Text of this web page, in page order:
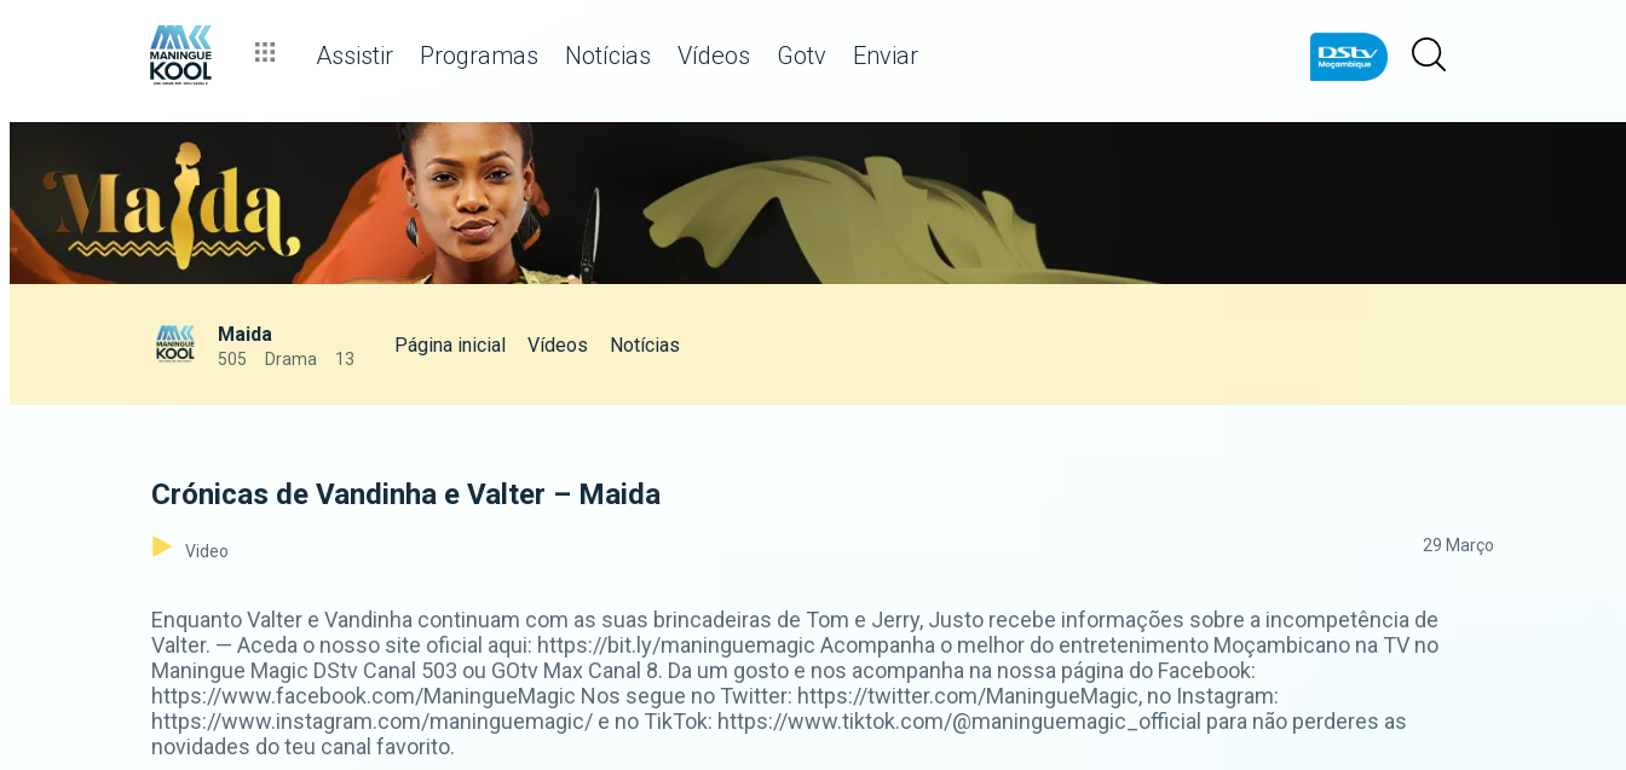
Assistir Programas Notícias Vídeos Gotv Enviar
Maida
505 Drama 13
Página inicial Vídeos Notícias
Crónicas de Vandinha e Valter – Maida
Video 29 Março
Enquanto Valter e Vandinha continuam com as suas brincadeiras de Tom e Jerry, Justo recebe informações sobre a incompetência de
Valter. — Aceda o nosso site oficial aqui: https://bit.ly/maninguemagic Acompanha o melhor do entretenimento Moçambicano na TV no
Maningue Magic DStv Canal 503 ou GOtv Max Canal 8. Da um gosto e nos acompanha na nossa página do Facebook:
https://www.facebook.com/ManingueMagic Nos segue no Twitter: https://twitter.com/ManingueMagic, no Instagram:
https://www.instagram.com/maninguemagic/ e no TikTok: https://www.tiktok.com/@maninguemagic_official para não perderes as
novidades do teu canal favorito.